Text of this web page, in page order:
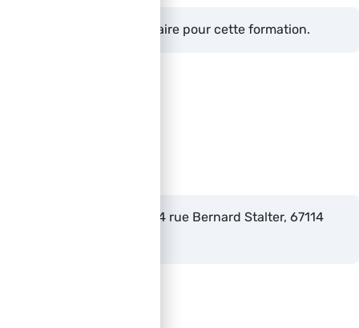
Aucun prérequis nécessaire pour cette formation.
Académie de la Hauteur 4 rue Bernard Stalter, 67114